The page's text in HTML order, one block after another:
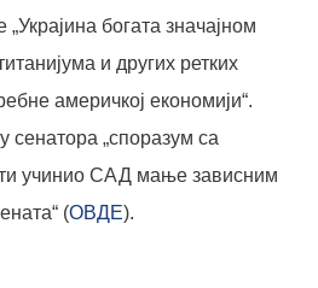
„Украјина богата значајном
и других ретких
америчкој економији“.
„споразум са
учинио САД мање зависним
(ОВДЕ).